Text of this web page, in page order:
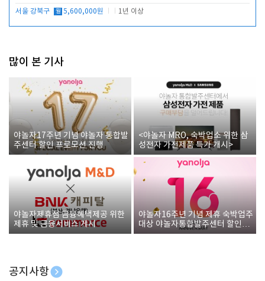
서울 강북구 월 5,600,000원 1년 이상
많이 본 기사
야놀자17주년 기념 야놀자 통합발
주센터 할인 프로모션 진행
<야놀자 MRO, 숙박업소 위한 삼
성전자 가전제품 특가 개시>
야놀자제휴점 금융혜택제공 위한
제휴 및 금융서비스 게시
야놀자16주년 기념 제휴 숙박업주
대상 야놀자통합발주센터 할인쿠
폰 증정
공지사항
[호텔업] 개인정보 처리방침 개정본1 (19.09.02)